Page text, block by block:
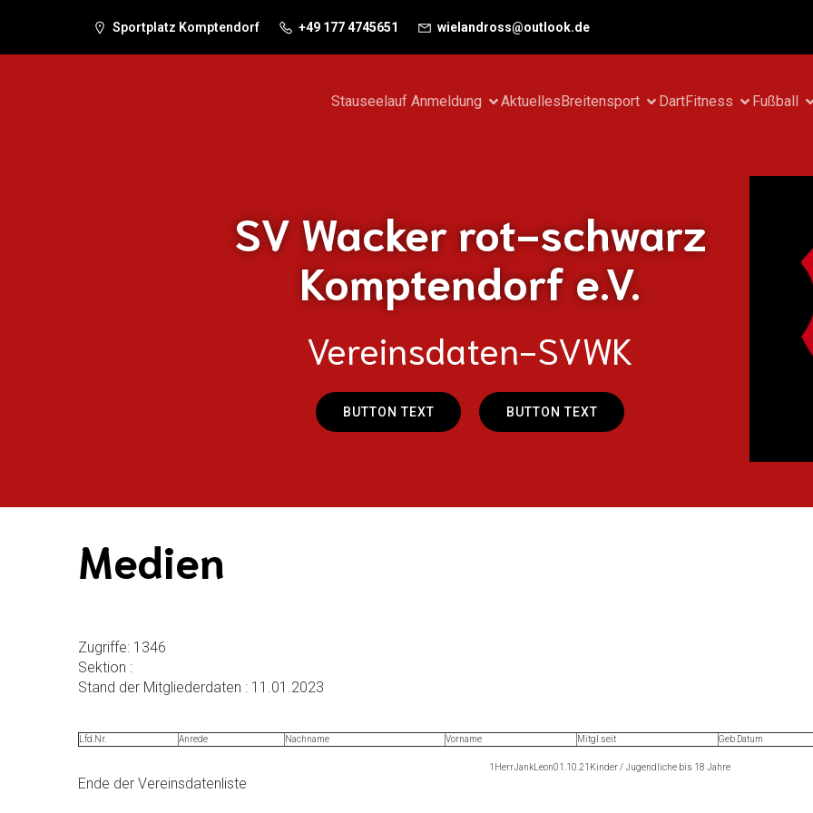
Sportplatz Komptendorf +49 177 4745651 wielandross@outlook.de
Stauseelauf Anmeldung AktuellesBreitensport DartFitness Fußball
SV Wacker rot-schwarz
Komptendorf e.V.
Vereinsdaten-SVWK
BUTTON TEXT BUTTON TEXT
Medien
Zugriffe: 1346
Sektion :
Stand der Mitgliederdaten : 11.01.2023
Lfd.Nr. Anrede Nachname Vorname Mitgl.seit Geb.Datum
1 HerrJank Leon01.10.21 Kinder / Jugendliche bis 18 Jahre
Ende der Vereinsdatenliste